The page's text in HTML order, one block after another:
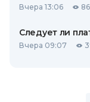
Вчера 13:06
Следует ли
Вчера 09:07